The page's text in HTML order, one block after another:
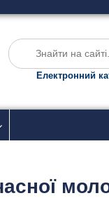
Ш
у
т
Електронний